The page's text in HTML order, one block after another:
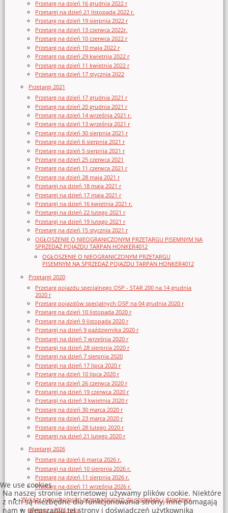
Przetarg na dzień 16 grudnia 2022 r
Przetargi na dzień 21 listopada 2022 r.
Przetarg na dzień 19 sierpnia 2022 r
Przetarg na dzień 13 czerwca 2022r.
Przetarg na dzień 10 czerwca 2022 r
Przetarg na dzień 10 maja 2022 r
Przetarg na dzień 29 kwietnia 2022 r
Przetarg na dzień 11 kwietnia 2022 r
Przetarg na dzień 17 stycznia 2022
Przetargi 2021
Przetarg na dzień 17 grudnia 2021 r
Przetarg na dzień 20 grudnia 2021 r
Przetarg na dzień 14 września 2021 r.
Przetarg na dzień 13 września 2021 r
Przetarg na dzień 30 sierpnia 2021 r
Przetarg na dzień 6 sierpnia 2021 r
Przetarg na dzień 5 sierpnia 2021 r
Przetarg na dzień 25 czerwca 2021
Przetarg na dzień 11 czerwca 2021 r
Przetarg na dzień 28 maja 2021 r
Przetargi na dzień 18 maja 2021 r
Przetargi na dzień 17 maja 2021 r
Przetargi na dzień 16 kwietnia 2021 r.
Przetargi na dzień 22 lutego 2021 r
Przetargi na dzień 19 lutego 2021 r
Przetarg na dzień 15 stycznia 2021 r
OGŁOSZENIE O NIEOGRANICZONYM PRZETARGU PISEMNYM NA
SPRZEDAŻ POJAZDU TARPAN HONKER4012
OGŁOSZENIE O NIEOGRANICZONYM PRZETARGU
PISEMNYM NA SPRZEDAŻ POJAZDU TARPAN HONKER4012
Przetargi 2020
Przetarg pojazdu specjalnego OSP - STAR 200 na 14 grudnia
2020 r
Przetarg pojazdów specjalnych OSP na 04 grudnia 2020 r
Przetarg na dzień 10 listopada 2020 r
Przetarg na dzień 9 listopada 2020 r
Przetargi na dzień 9 października 2020 r
Przetargi na dzień 7 września 2020 r
Przetargi na dzień 28 sierpnia 2020 r
Przetargi na dzień 7 sierpnia 2020
Przetargi na dzień 17 lipca 2020 r
Przetarg na dzień 10 lipca 2020 r
Przetarg na dzień 26 czerwca 2020 r
Przetargi na dzień 19 czerwca 2020 r
Przetargi na dzień 3 kwietnia 2020 r
Przetarg na dzień 30 marca 2020 r
Przetarg na dzień 23 marca 2020 r
Przetarg na dzień 28 lutego 2020 r
Przetargi na dzień 21 lutego 2020 r
Przetargi 2026
Przetarg na dzień 6 marca 2026 r.
Przetargi na dzień 10 sierpnia 2026 r.
Przetarg na dzień 11 sierpnia 2026 r.
Przetarg na dzień 11 września 2026 r.
Wykazy nieruchomości przeznaczonych do sprzedaży i dzierżawy
Wykazy z 2026 roku
We use cookies
Na naszej stronie internetowej używamy plików cookie. Niektóre
z nich są niezbędne dla funkcjonowania strony, inne pomagają
nam w ulepszaniu tej strony i doświadczeń użytkownika